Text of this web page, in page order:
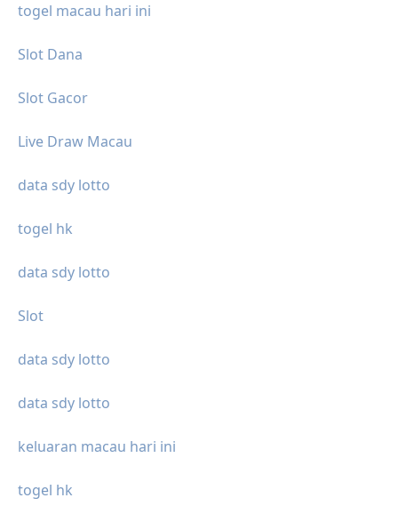
togel macau hari ini
Slot Dana
Slot Gacor
Live Draw Macau
data sdy lotto
togel hk
data sdy lotto
Slot
data sdy lotto
data sdy lotto
keluaran macau hari ini
togel hk